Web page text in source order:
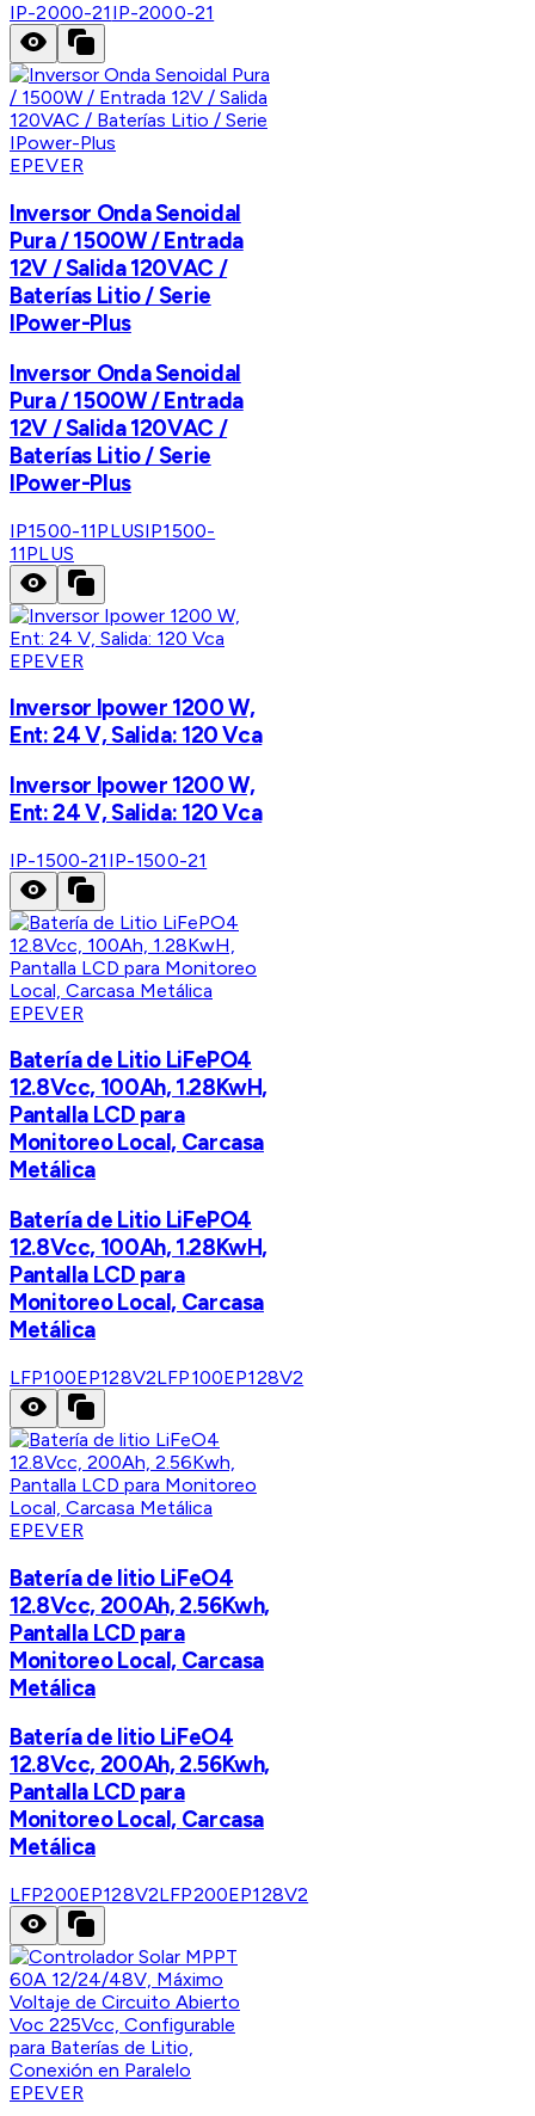
IP-2000-21 IP-2000-21
EPEVER
Inversor Onda Senoidal
Pura / 1500W / Entrada
12V / Salida 120VAC /
Baterías Litio / Serie
IPower-Plus
Inversor Onda Senoidal
Pura / 1500W / Entrada
12V / Salida 120VAC /
Baterías Litio / Serie
IPower-Plus
IP1500-11PLUSIP1500-
11PLUS
EPEVER
Inversor Ipower 1200 W,
Ent: 24 V, Salida: 120 Vca
Inversor Ipower 1200 W,
Ent: 24 V, Salida: 120 Vca
IP-1500-21 IP-1500-21
EPEVER
Batería de Litio LiFePO4
12.8Vcc, 100Ah, 1.28KwH,
Pantalla LCD para
Monitoreo Local, Carcasa
Metálica
Batería de Litio LiFePO4
12.8Vcc, 100Ah, 1.28KwH,
Pantalla LCD para
Monitoreo Local, Carcasa
Metálica
LFP100EP128V2LFP100EP128V2
EPEVER
Batería de litio LiFeO4
12.8Vcc, 200Ah, 2.56Kwh,
Pantalla LCD para
Monitoreo Local, Carcasa
Metálica
Batería de litio LiFeO4
12.8Vcc, 200Ah, 2.56Kwh,
Pantalla LCD para
Monitoreo Local, Carcasa
Metálica
LFP200EP128V2LFP200EP128V2
EPEVER